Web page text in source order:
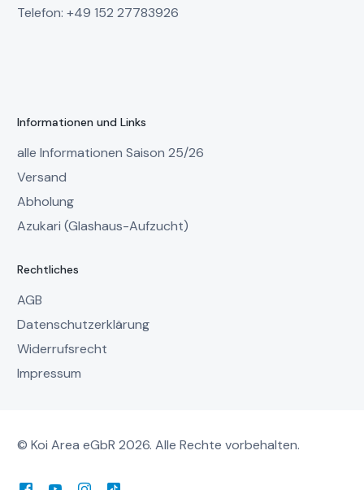
Telefon: +49 152 27783926
Informationen und Links
alle Informationen Saison 25/26
Versand
Abholung
Azukari (Glashaus-Aufzucht)
Rechtliches
AGB
Datenschutzerklärung
Widerrufsrecht
Impressum
© Koi Area eGbR 2026. Alle Rechte vorbehalten.